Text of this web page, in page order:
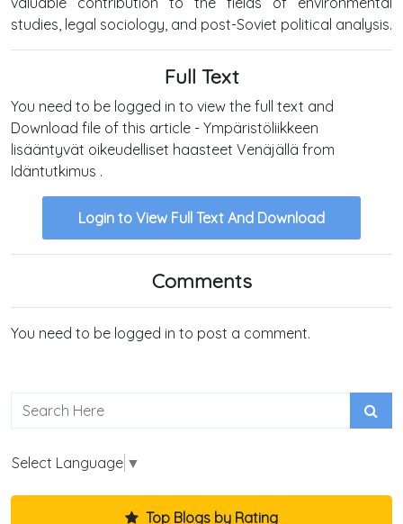
studies, legal sociology, and post-Soviet political analysis.
Full Text
You need to be logged in to view the full text and
Download file of this article - Ympäristöliikkeen
lisääntyvät oikeudelliset haasteet Venäjällä from
Idäntutkimus .
Login to View Full Text And Download
Comments
You need to be logged in to post a comment.
Select Language ▼
Top Blogs by Rating